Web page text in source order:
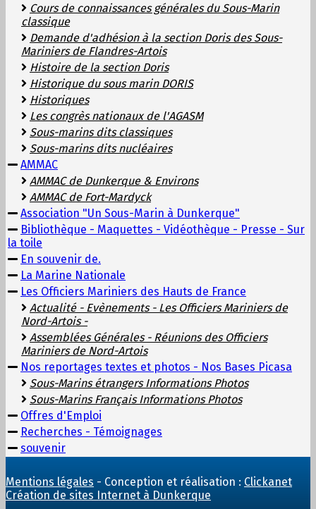
Cours de connaissances générales du Sous-Marin
classique
Demande d'adhésion à la section Doris des Sous-
Mariniers de Flandres-Artois
Histoire de la section Doris
Historique du sous marin DORIS
Historiques
Les congrès nationaux de l'AGASM
Sous-marins dits classiques
Sous-marins dits nucléaires
AMMAC
AMMAC de Dunkerque & Environs
AMMAC de Fort-Mardyck
Association "Un Sous-Marin à Dunkerque"
Bibliothèque - Maquettes - Vidéothèque - Presse - Sur
la toile
En souvenir de.
La Marine Nationale
Les Officiers Mariniers des Hauts de France
Actualité - Evènements - Les Officiers Mariniers de
Nord-Artois -
Assemblées Générales - Réunions des Officiers
Mariniers de Nord-Artois
Nos reportages textes et photos - Nos Bases Picasa
Sous-Marins étrangers Informations Photos
Sous-Marins Français Informations Photos
Offres d'Emploi
Recherches - Témoignages
souvenir
Mentions légales - Conception et réalisation : Clickanet
Création de sites Internet à Dunkerque